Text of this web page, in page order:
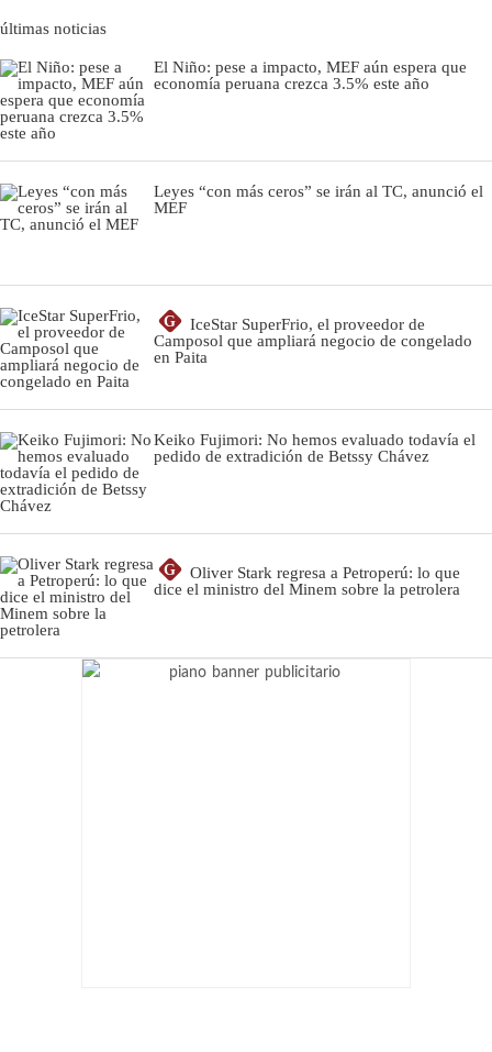
últimas noticias
El Niño: pese a impacto, MEF aún espera que
economía peruana crezca 3.5% este año
Leyes “con más ceros” se irán al TC, anunció el
MEF
G
IceStar SuperFrio, el proveedor de
Camposol que ampliará negocio de congelado
en Paita
Keiko Fujimori: No hemos evaluado todavía el
pedido de extradición de Betssy Chávez
G
Oliver Stark regresa a Petroperú: lo que
dice el ministro del Minem sobre la petrolera